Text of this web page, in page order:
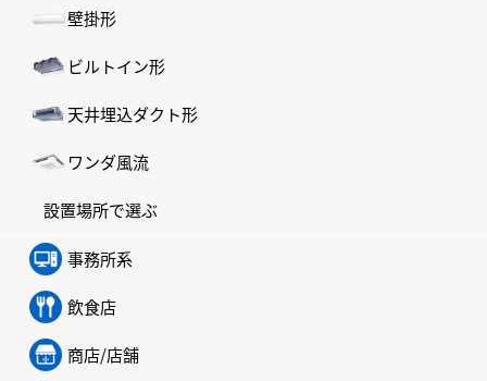
壁掛形
ビルトイン形
天井埋込ダクト形
ワンダ風流
設置場所で選ぶ
事務所系
飲食店
商店/店舗